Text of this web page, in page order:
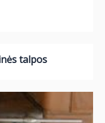
talpos